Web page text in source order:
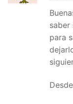
saber
para